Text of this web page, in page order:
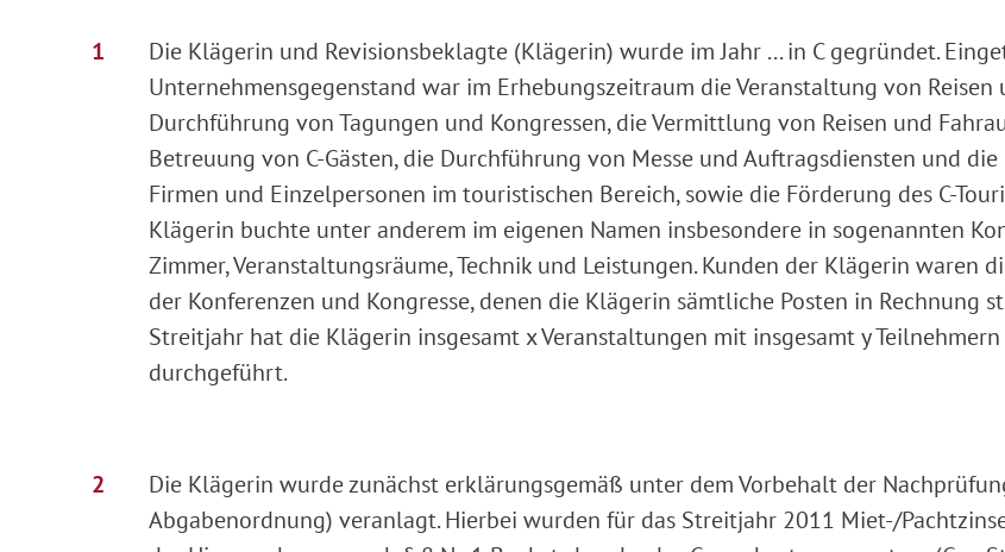
Die Klägerin und Revisionsbeklagte (Klägerin) wurde im Jahr ... in C gegründet.
Unternehmensgegenstand war im Erhebungszeitraum die Veranstaltung von Reisen
Durchführung von Tagungen und Kongressen, die Vermittlung von Reisen und
Betreuung von C-Gästen, die Durchführung von Messe und Auftragsdiensten und
Firmen und Einzelpersonen im touristischen Bereich, sowie die Förderung des C-
Klägerin buchte unter anderem im eigenen Namen insbesondere in sogenannten
Zimmer, Veranstaltungsräume, Technik und Leistungen. Kunden der Klägerin waren
der Konferenzen und Kongresse, denen die Klägerin sämtliche Posten in Rechnung
Streitjahr hat die Klägerin insgesamt x Veranstaltungen mit insgesamt y Teilnehmern
durchgeführt.
Die Klägerin wurde zunächst erklärungsgemäß unter dem Vorbehalt der
Abgabenordnung) veranlagt. Hierbei wurden für das Streitjahr 2011 Miet-/